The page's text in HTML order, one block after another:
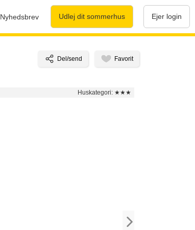
Nyhedsbrev Udlej dit sommerhus Ejer login
Huskategori: ★★★